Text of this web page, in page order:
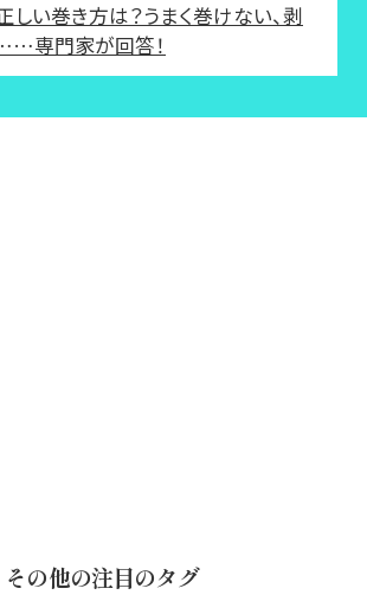
しい巻き方は？うまく巻けない、剥
専門家が回答！
その他の注目のタグ